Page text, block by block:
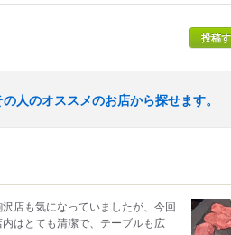
投稿
人のオススメのお店から探せます。
店も気になっていましたが、今回
はとても清潔で、テーブルも広